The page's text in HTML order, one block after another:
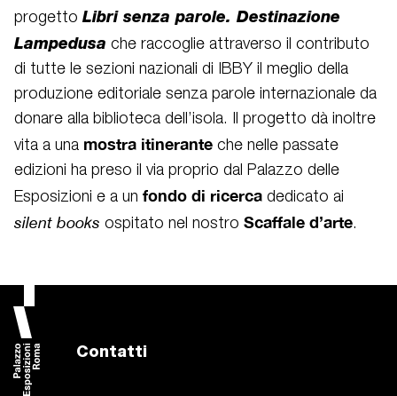
progetto Libri senza parole. Destinazione
Lampedusa che raccoglie attraverso il contributo
di tutte le sezioni nazionali di IBBY il meglio della
produzione editoriale senza parole internazionale da
donare alla biblioteca dell’isola. Il progetto dà inoltre
vita a una mostra itinerante che nelle passate
edizioni ha preso il via proprio dal Palazzo delle
Esposizioni e a un fondo di ricerca dedicato ai
silent books ospitato nel nostro Scaffale d’arte.
Contatti